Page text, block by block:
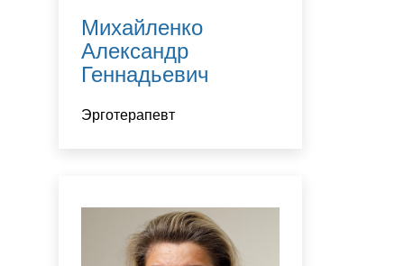
Михайленко
Александр
Геннадьевич
Эрготерапевт